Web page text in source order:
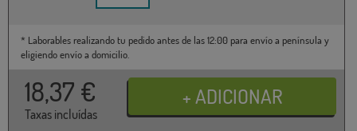
* Laborables realizando tu pedido antes de las 12:00 para envío a península y
eligiendo envío a domicilio.
18,37 €
Taxas incluídas